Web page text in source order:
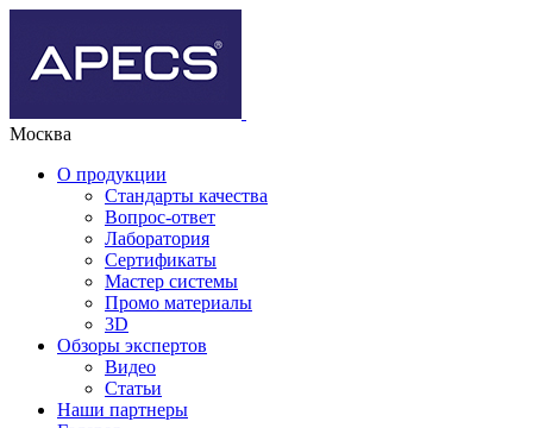
Москва
О продукции
Стандарты качества
Вопрос-ответ
Лаборатория
Сертификаты
Мастер системы
Промо материалы
3D
Обзоры экспертов
Видео
Статьи
Наши партнеры